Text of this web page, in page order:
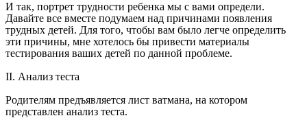
И так, портрет трудности ребенка мы с вами определи.
Давайте все вместе подумаем над причинами появления
трудных детей. Для того, чтобы вам было легче определить
эти причины, мне хотелось бы привести материалы
тестирования ваших детей по данной проблеме.
II. Анализ теста
Родителям предъявляется лист ватмана, на котором
представлен анализ теста.